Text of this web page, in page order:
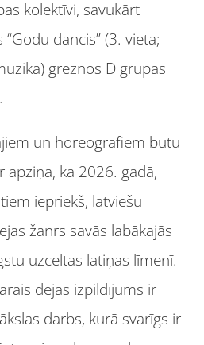
kolektīvi, savukārt
dancis” (3. vieta;
greznos D grupas
un horeogrāfiem būtu
apziņa, ka 2026. gadā,
iepriekš, latviešu
žanrs savās labākajās
uzceltas latiņas līmenī.
dejas izpildījums ir
darbs, kurā svarīgs ir